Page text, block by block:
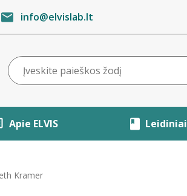
info@elvislab.lt
Apie ELVIS Leidiniai
Kramer